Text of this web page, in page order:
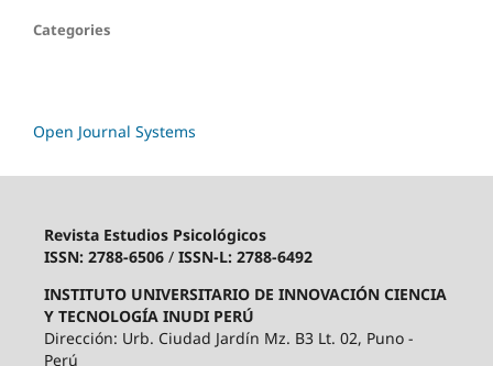
Categories
Open Journal Systems
Revista Estudios Psicológicos
ISSN: 2788-6506/ ISSN-L: 2788-6492
INSTITUTO UNIVERSITARIO DE INNOVACIÓN CIENCIA
Y TECNOLOGÍA INUDI PERÚ
Dirección: Urb. Ciudad Jardín Mz. B3 Lt. 02, Puno -
Perú